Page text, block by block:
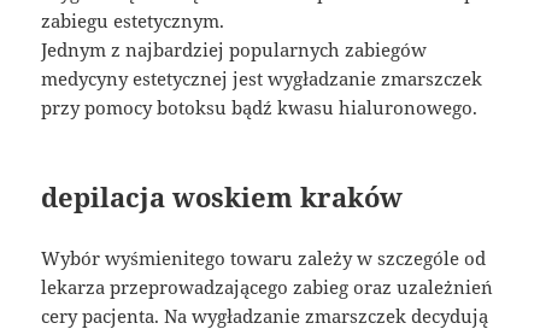
zabiegu estetycznym.
Jednym z najbardziej popularnych zabiegów
medycyny estetycznej jest wygładzanie zmarszczek
przy pomocy botoksu bądź kwasu hialuronowego.
depilacja woskiem kraków
Wybór wyśmienitego towaru zależy w szczególe od
lekarza przeprowadzającego zabieg oraz uzależnień
cery pacjenta. Na wygładzanie zmarszczek decydują